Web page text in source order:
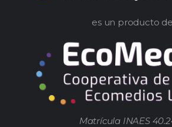
es un producto de
Matrícula INAES